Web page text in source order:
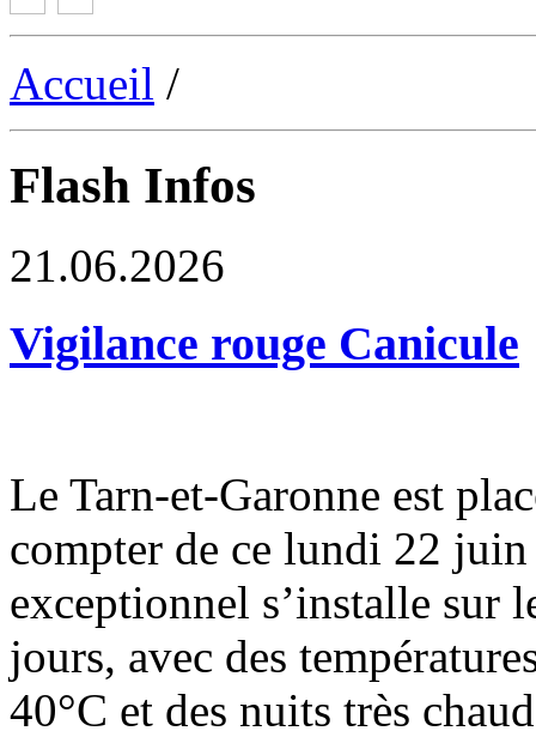
Accueil /
Flash Infos
21.06.2026
Vigilance rouge Canicule
Le Tarn-et-Garonne est
compter de ce lundi 22
exceptionnel s’installe sur
jours, avec des
40°C et des nuits très